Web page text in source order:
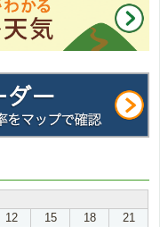
12 15 18 21